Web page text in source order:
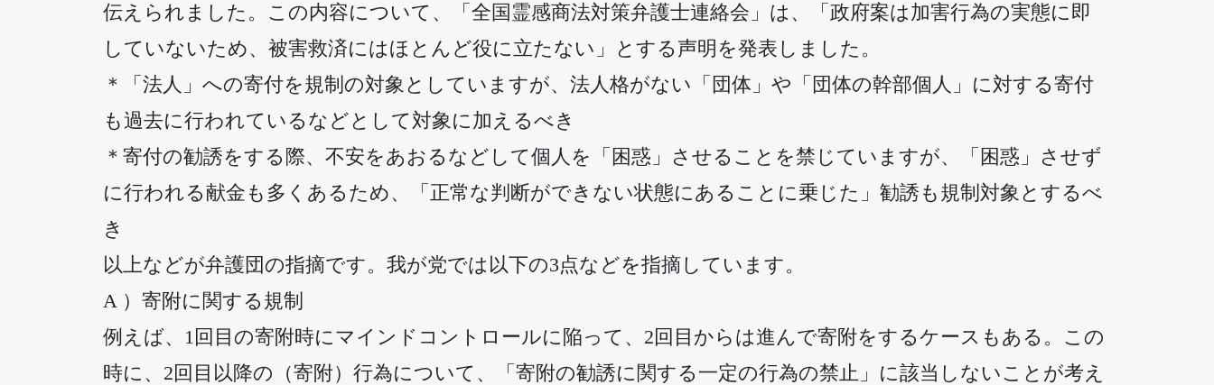
伝えられました。この内容について、「全国霊感商法対策弁護士連絡会」は、「政府案は加害行為の実態に即
していないため、被害救済にはほとんど役に立たない」とする声明を発表しました。
＊「法人」への寄付を規制の対象としていますが、法人格がない「団体」や「団体の幹部個人」に対する寄付
も過去に行われているなどとして対象に加えるべき
＊寄付の勧誘をする際、不安をあおるなどして個人を「困惑」させることを禁じていますが、「困惑」させず
に行われる献金も多くあるため、「正常な判断ができない状態にあることに乗じた」勧誘も規制対象とするべ
き
以上などが弁護団の指摘です。我が党では以下の3点などを指摘しています。
A ）寄附に関する規制
例えば、1回目の寄附時にマインドコントロールに陥って、2回目からは進んで寄附をするケースもある。この
時に、2回目以降の（寄附）行為について、「寄附の勧誘に関する一定の行為の禁止」に該当しないことが考え